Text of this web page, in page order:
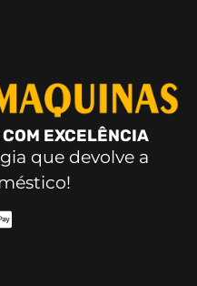
EXCELÊNCIA
que devolve a